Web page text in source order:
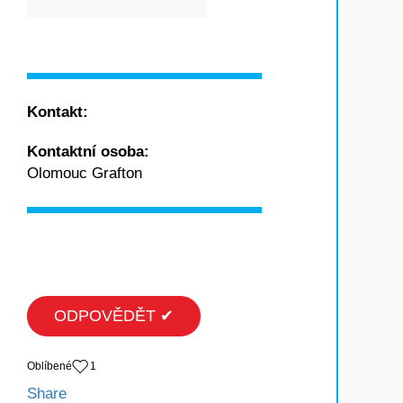
Kontakt:
Kontaktní osoba:
Olomouc Grafton
ODPOVĚDĚT ✔
Oblíbené 1
Share